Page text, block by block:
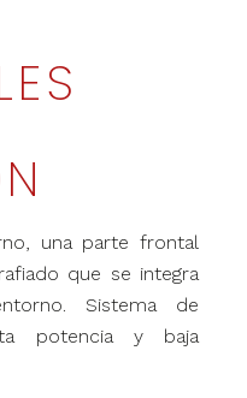
una parte frontal
que se integra
Sistema de
potencia y baja